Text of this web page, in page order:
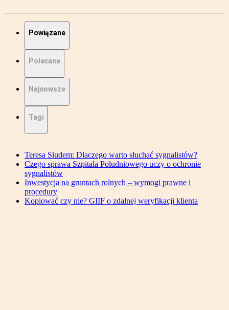
Powiązane
Polecane
Najnowsze
Tagi
Teresa Siudem: Dlaczego warto słuchać sygnalistów?
Czego sprawa Szpitala Południowego uczy o ochronie
sygnalistów
Inwestycja na gruntach rolnych – wymogi prawne i
procedury
Kopiować czy nie? GIIF o zdalnej weryfikacji klienta